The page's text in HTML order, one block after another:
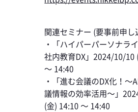
関連セミナー (要事前申し
・「ハイパーパーソナラ
社内教育DX」2024/10/10
～ 14:40
・「進む会議のDX化！～
議情報の効率活用～」
(金) 14:10 ～ 14:40